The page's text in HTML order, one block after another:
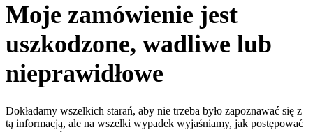
Moje zamówienie jest
uszkodzone, wadliwe lub
nieprawidłowe
Dokładamy wszelkich starań, aby nie trzeba było zapoznawać się z
tą informacją, ale na wszelki wypadek wyjaśniamy, jak postępować